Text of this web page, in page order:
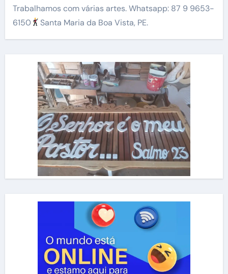
Trabalhamos com várias artes. Whatsapp: 87 9 9653-
6150
Santa Maria da Boa Vista, PE.